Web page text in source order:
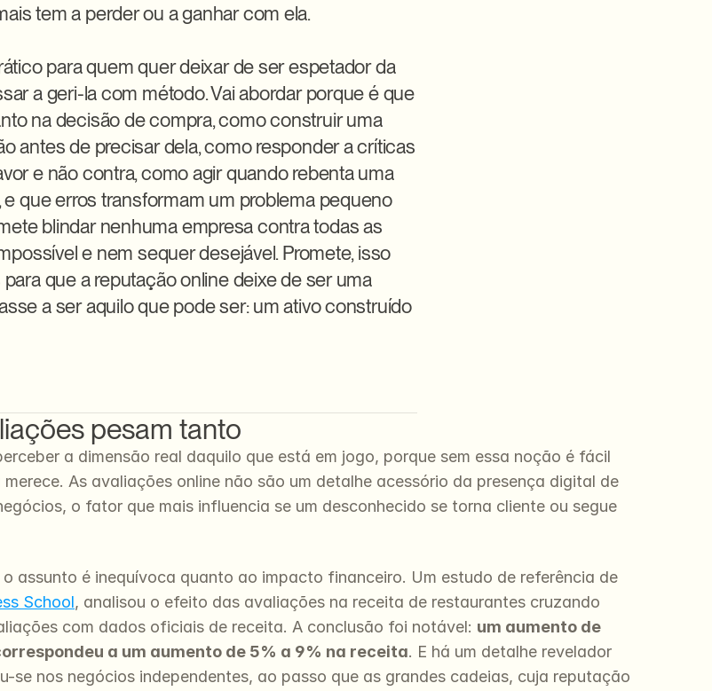
tem a perder ou a ganhar com ela.
para quem quer deixar de ser espetador da
a geri-la com método. Vai abordar porque é que
na decisão de compra, como construir uma
antes de precisar dela, como responder a críticas
e não contra, como agir quando rebenta uma
que erros transformam um problema pequeno
blindar nenhuma empresa contra todas as
e nem sequer desejável. Promete, isso
que a reputação online deixe de ser uma
a ser aquilo que pode ser: um ativo construído
pesam tanto
a dimensão real daquilo que está em jogo, porque sem essa noção é fácil
As avaliações online não são um detalhe acessório da presença digital de
o fator que mais influencia se um desconhecido se torna cliente ou segue
assunto é inequívoca quanto ao impacto financeiro. Um estudo de referência de
School, analisou o efeito das avaliações na receita de restaurantes cruzando
com dados oficiais de receita. A conclusão foi notável: um aumento de
a um aumento de 5% a 9% na receita. E há um detalhe revelador
se nos negócios independentes, ao passo que as grandes cadeias, cuja reputação